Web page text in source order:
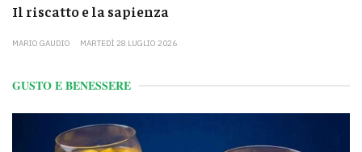
Il riscatto e la sapienza
MARIO GAUDIO MARTEDÌ 28 LUGLIO 2026
GUSTO E BENESSERE